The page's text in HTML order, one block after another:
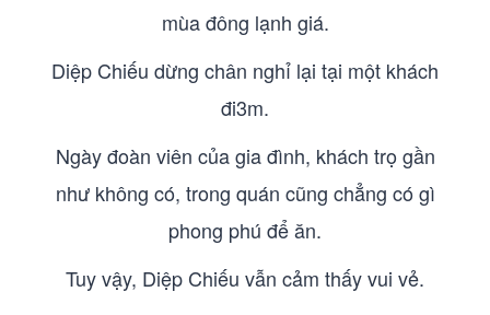
mùa đông lạnh giá.
Diệp Chiếu dừng chân nghỉ lại tại một khách
đi3m.
Ngày đoàn viên của gia đình, khách trọ gần
như không có, trong quán cũng chẳng có gì
phong phú để ăn.
Tuy vậy, Diệp Chiếu vẫn cảm thấy vui vẻ.